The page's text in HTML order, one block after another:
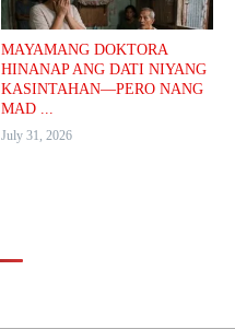
MAYAMANG DOKTORA
HINANAP ANG DATI NIYANG
KASINTAHAN—PERO NANG
MAD ...
July 31, 2026